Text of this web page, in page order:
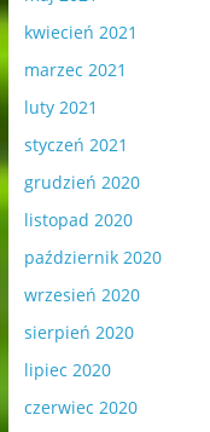
kwiecień 2021
marzec 2021
luty 2021
styczeń 2021
grudzień 2020
listopad 2020
październik 2020
wrzesień 2020
sierpień 2020
lipiec 2020
czerwiec 2020